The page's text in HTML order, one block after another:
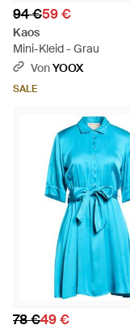
94 €59 €
Kaos
Mini-Kleid - Grau
VonYOOX
SALE
78 €49 €